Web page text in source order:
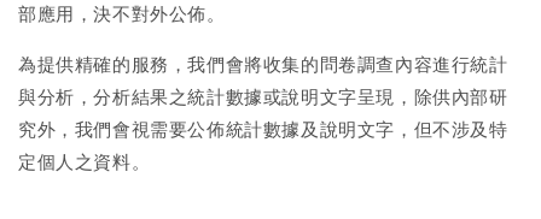
部應用，決不對外公佈。
為提供精確的服務，我們會將收集的問卷調查內容進行統計
與分析，分析結果之統計數據或說明文字呈現，除供內部研
究外，我們會視需要公佈統計數據及說明文字，但不涉及特
定個人之資料。